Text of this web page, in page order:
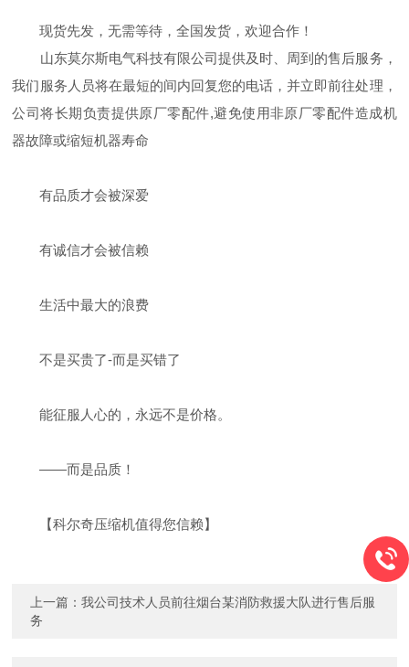
现货先发，无需等待，全国发货，欢迎合作！
山东莫尔斯电气科技有限公司提供及时、周到的售后服务，
我们服务人员将在最短的间内回复您的电话，并立即前往处理，
公司将长期负责提供原厂零配件,避免使用非原厂零配件造成机
器故障或缩短机器寿命
有品质才会被深爱
有诚信才会被信赖
生活中最大的浪费
不是买贵了-而是买错了
能征服人心的，永远不是价格。
——而是品质！
【科尔奇压缩机值得您信赖】
上一篇：我公司技术人员前往烟台某消防救援大队进行售后服
务